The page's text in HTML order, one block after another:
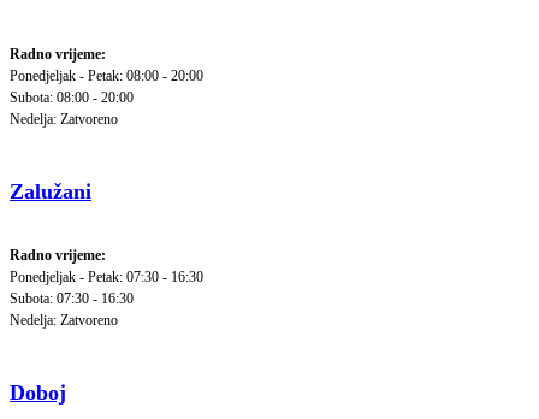
Radno vrijeme:
Ponedjeljak - Petak: 08:00 - 20:00
Subota: 08:00 - 20:00
Nedelja: Zatvoreno
Zalužani
Radno vrijeme:
Ponedjeljak - Petak: 07:30 - 16:30
Subota: 07:30 - 16:30
Nedelja: Zatvoreno
Doboj